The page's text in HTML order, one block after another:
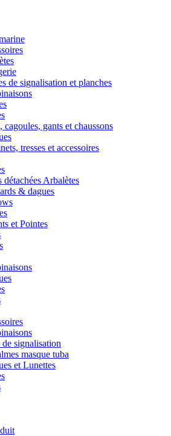
de signalisation et planches
cagoules, gants et chaussons
tresses et accessoires
détachées Arbalètes
& dagues
et Pointes
signalisation
masque tuba
et Lunettes